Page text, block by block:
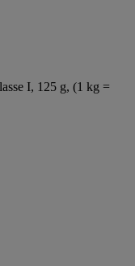
I, 125 g, (1 kg =